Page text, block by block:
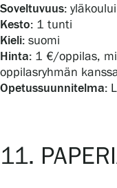
Soveltuvuus:
Kesto: 1 tunti
Kieli: suomi
Hinta: 1 €/oppilas,
oppilasryhmän
Opetussuunnitelma:
11.